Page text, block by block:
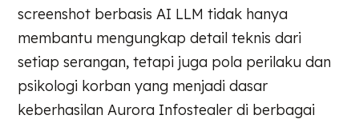
screenshot berbasis AI LLM tidak hanya
membantu mengungkap detail teknis dari
setiap serangan, tetapi juga pola perilaku dan
psikologi korban yang menjadi dasar
keberhasilan Aurora Infostealer di berbagai